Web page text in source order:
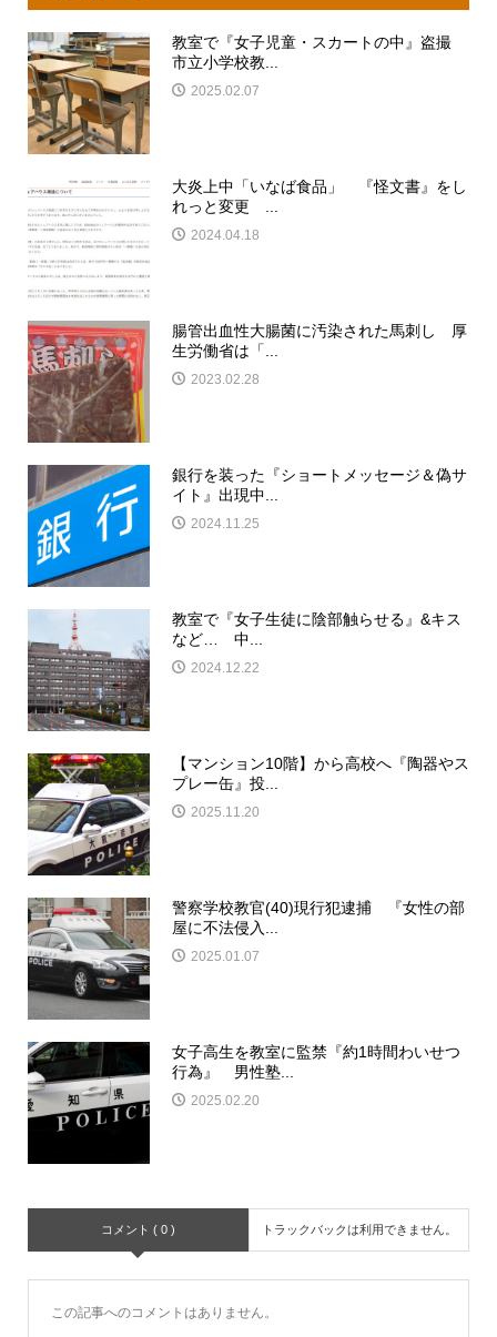
教室で『女子児童・スカートの中』盗撮
市立小学校教...
2025.02.07
大炎上中「いなば食品」 『怪文書』をし
れっと変更 ...
2024.04.18
腸管出血性大腸菌に汚染された馬刺し 厚
生労働省は「...
2023.02.28
銀行を装った『ショートメッセージ＆偽サ
イト』出現中...
2024.11.25
教室で『女子生徒に陰部触らせる』&キス
など… 中...
2024.12.22
【マンション10階】から高校へ『陶器やス
プレー缶』投...
2025.11.20
警察学校教官(40)現行犯逮捕 『女性の部
屋に不法侵入...
2025.01.07
女子高生を教室に監禁『約1時間わいせつ
行為』 男性塾...
2025.02.20
コメント ( 0 ) トラックバックは利用できません。
この記事へのコメントはありません。